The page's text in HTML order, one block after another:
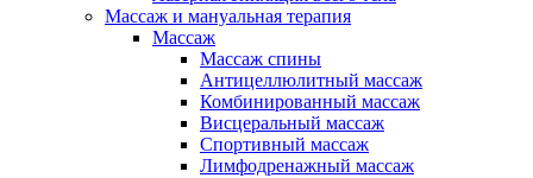
Массаж и мануальная терапия
Массаж
Массаж спины
Антицеллюлитный массаж
Комбинированный массаж
Висцеральный массаж
Спортивный массаж
Лимфодренажный массаж